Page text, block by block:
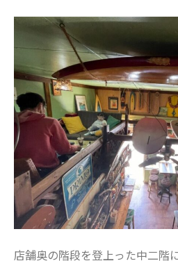
2022
2022
2022
2021
2021
2021
2021
2021
2021
2021
2021
店舗奥の階段を登上った中二階